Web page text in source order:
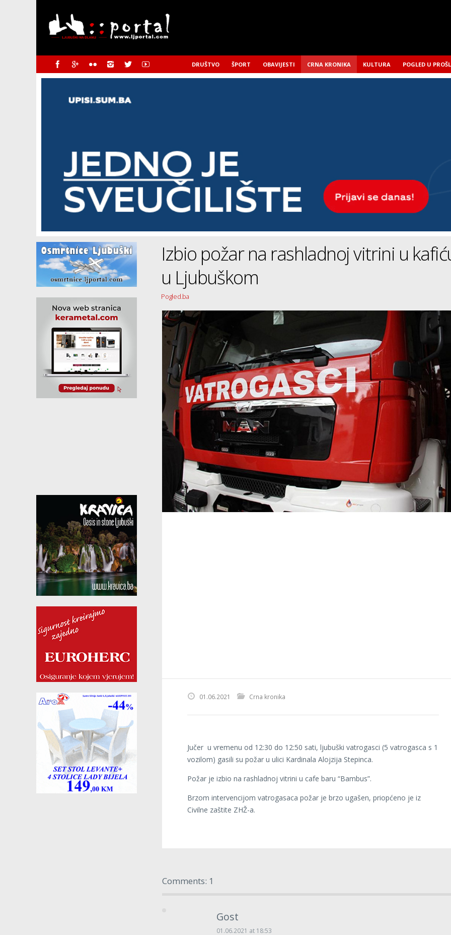
DRUŠTVO ŠPORT OBAVIJESTI CRNA KRONIKA KULTURA POGLED U
Izbio požar na rashladnoj vitrini u
u Ljubuškom
Pogled.ba
01.06.2021 Crna kronika
Jučer u vremenu od 12:30 do 12:50 sati, ljubuški vatrogasci (5 vatrogasca s 1
vozilom) gasili su požar u ulici Kardinala Alojzija Stepinca.
Požar je izbio na rashladnoj vitrini u cafe baru “Bambus”.
Brzom intervencijom vatrogasaca požar je brzo ugašen, priopćeno je iz
Civilne zaštite ZHŽ-a.
Comments: 1
Gost
01.06.2021 at 18:53